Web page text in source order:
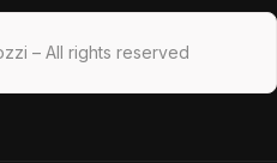
– All rights reserved